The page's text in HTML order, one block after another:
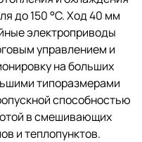
до 150 °C. Ход 40 мм
электроприводы
управлением и
на больших
типоразмерами
способностью
в смешивающих
и теплопунктов.